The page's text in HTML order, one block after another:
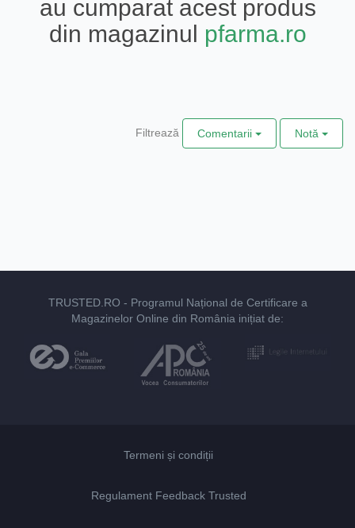
au cumparat acest produs
din magazinul pfarma.ro
Filtrează Comentarii Notă
TRUSTED.RO - Programul Național de Certificare a
Magazinelor Online din România inițiat de:
Termeni și condiții
Regulament Feedback Trusted